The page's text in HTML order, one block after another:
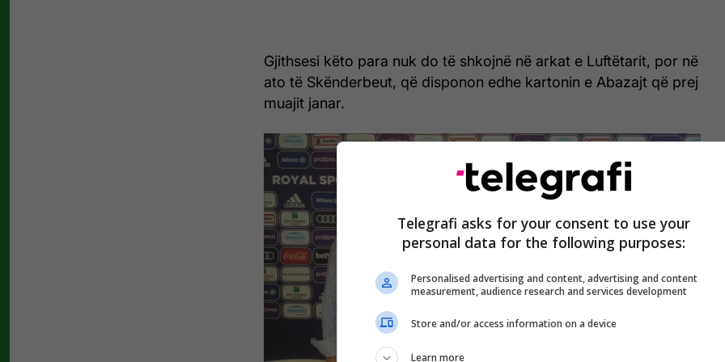
Gjithsesi këto para nuk do të shkojnë në arkat e Luftëtarit, por në
ato të Skënderbeut, që disponon edhe kartonin e Abazajt që prej
muajit janar.
Telegrafi asks for your consent to use your
personal data for the following purposes:
Personalised advertising and content, advertising and content
measurement, audience research and services development
Store and/or access information on a device
Learn more